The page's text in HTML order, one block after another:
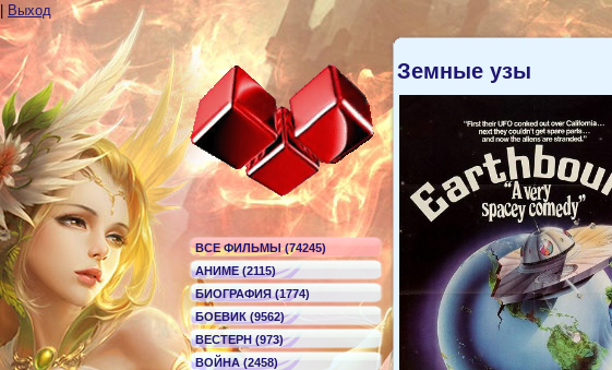
Выход
ВСЕ ФИЛЬМЫ (74245)
АНИМЕ (2115)
БИОГРАФИЯ (1774)
БОЕВИК (9562)
ВЕСТЕРН (973)
ВОЙНА (2458)
Земные узы